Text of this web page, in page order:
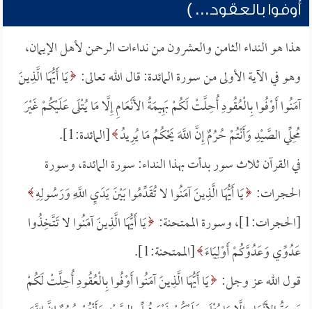
أوفوا بالعقود... )
هذا هو النداء الثامن والعشرون من نداءات الرحمن لأهل الإيمان،
وهو في الآية الأولى من سورة المائدة: قال الله تعالى: يَا أَيُّهَا الَّذِينَ
آمَنُوا أَوْفُوا بِالْعُقُودِ أُحِلَّتْ لَكُمْ بَهِيمَةُ الأَنْعَامِ إِلَّا مَا يُتْلَى عَلَيْكُمْ غَيْرَ
مُحِلِّي الصَّيْدِ وَأَنْتُمْ حُرُمٌ إِنَّ اللَّهَ يَحْكُمُ مَا يُرِيدُ [المائدة:1].
في القرآن ثلاث سور بدأت بهذا النداء: سورة المائدة، وسورة
الحجرات: يَا أَيُّهَا الَّذِينَ آمَنُوا لا تُقَدِّمُوا بَيْنَ يَدَيِ اللَّهِ وَرَسُولِهِ
[الحجرات:1]، وسورة الممتحنة:
يَا أَيُّهَا الَّذِينَ آمَنُوا لا تَتَّخِذُوا
عَدُوِّي وَعَدُوَّكُمْ أَوْلِيَاءَ [الممتحنة:1].
قول الله عز وجل: يَا أَيُّهَا الَّذِينَ آمَنُوا أَوْفُوا بِالْعُقُودِ أُحِلَّتْ لَكُمْ